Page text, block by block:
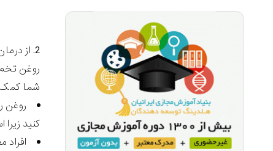
از
روغن
شما کمک
روغن
کنید